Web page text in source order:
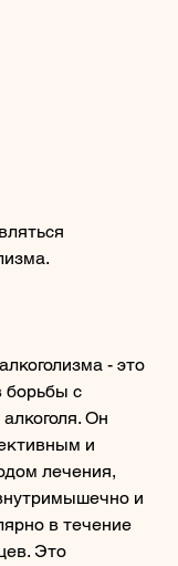
- это
борьбы с
Он
и
лечения,
и
в течение
Это